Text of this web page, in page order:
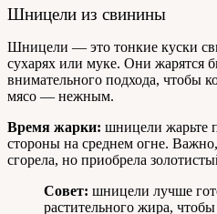
Шницели из свинины
Шницели — это тонкие куски
сухарях или муке. Они жарятся
внимательного подхода, чтобы
мясо — нежным.
Время жарки: шницели жарьте
стороны на среднем огне.
сгорела, но приобрела
Совет: шницели лучше
растительного жира,